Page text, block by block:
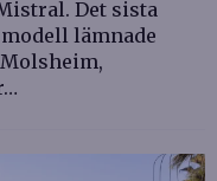
Det sista
lämnade